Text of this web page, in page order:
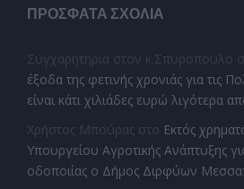
ΠΡΌΣΦΑΤΑ ΣΧΌΛΙΑ
Συγχαρητηρια στον κ.Σπυροπουλο
έξοδα της φετινής χρονιάς για τις
είναι κάτι χιλιάδες ευρώ λιγότερα
Χρήστος Μπούρας στο Εκτός
Υπουργείου Αγροτικής Ανάπτυξης
οδοποιίας ο Δήμος Διρφύων